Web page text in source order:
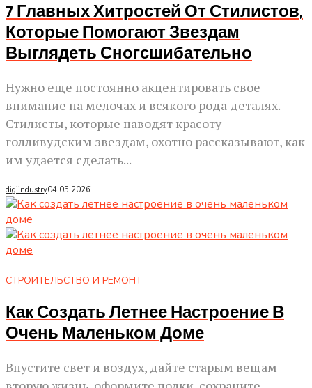
7 Главных Хитростей От Стилистов,
Которые Помогают Звездам
Выглядеть Сногсшибательно
Нужно еще постоянно акцентировать свое
внимание на мелочах и всякого рода деталях.
Стилисты, которые наводят красоту
голливудским звездам, охотно рассказывают, как
им удается сделать...
digiindustry04.05.2026
СТРОИТЕЛЬСТВО И РЕМОНТ
Как Создать Летнее Настроение В
Очень Маленьком Доме
Впустите свет и воздух, дайте старым вещам